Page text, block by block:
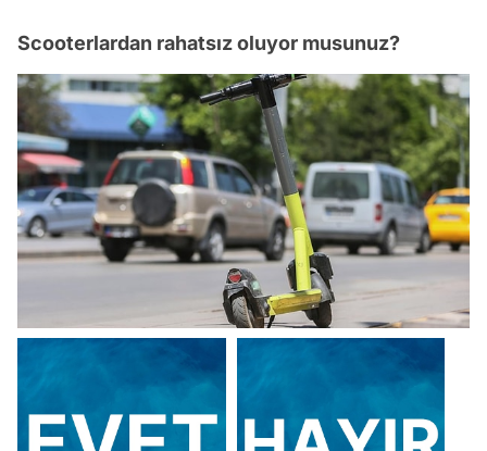
Scooterlardan rahatsız oluyor musunuz?